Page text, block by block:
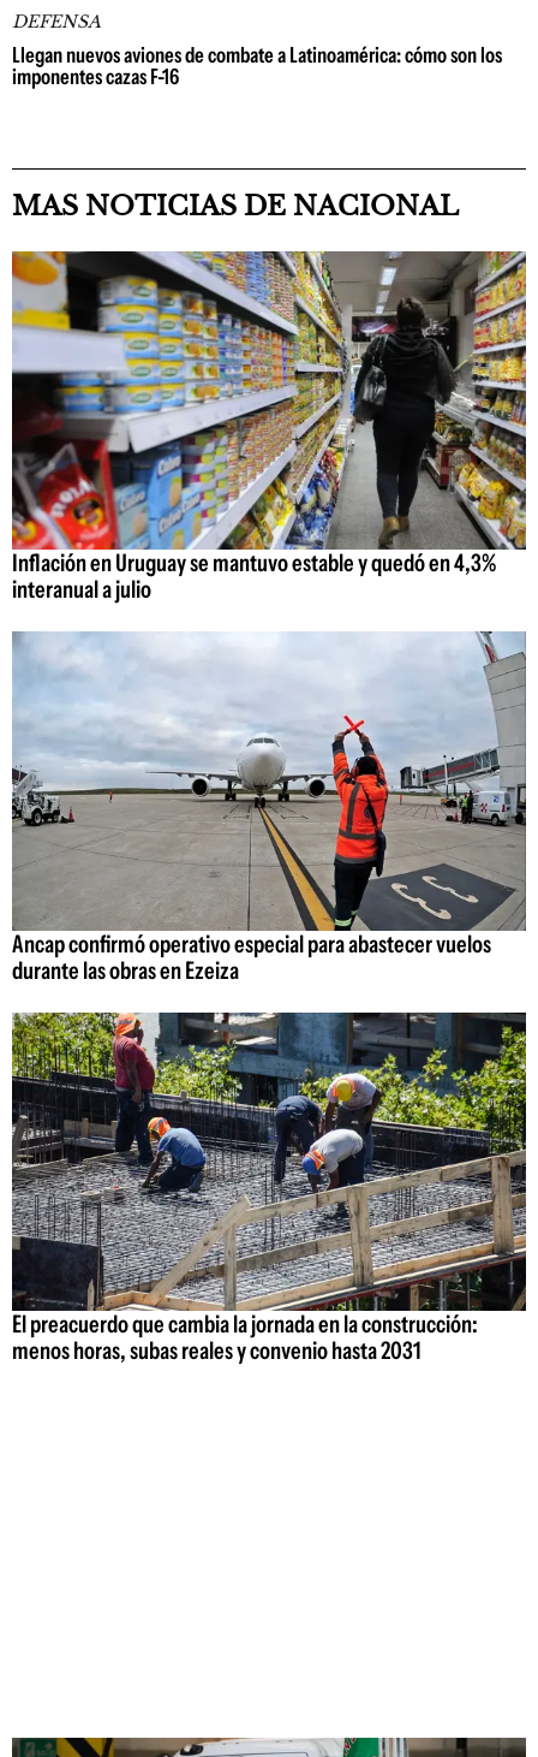
DEFENSA
Llegan nuevos aviones de combate a Latinoamérica: cómo son los
imponentes cazas F-16
MAS NOTICIAS DE NACIONAL
Inflación en Uruguay se mantuvo estable y quedó en 4,3%
interanual a julio
Ancap confirmó operativo especial para abastecer vuelos
durante las obras en Ezeiza
El preacuerdo que cambia la jornada en la construcción:
menos horas, subas reales y convenio hasta 2031